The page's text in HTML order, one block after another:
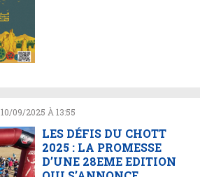
10/09/2025 À 13:55
LES DÉFIS DU CHOTT
2025 : LA PROMESSE
D’UNE 28EME EDITION